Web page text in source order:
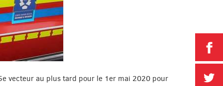
vecteur au plus tard pour le 1er mai 2020 pour